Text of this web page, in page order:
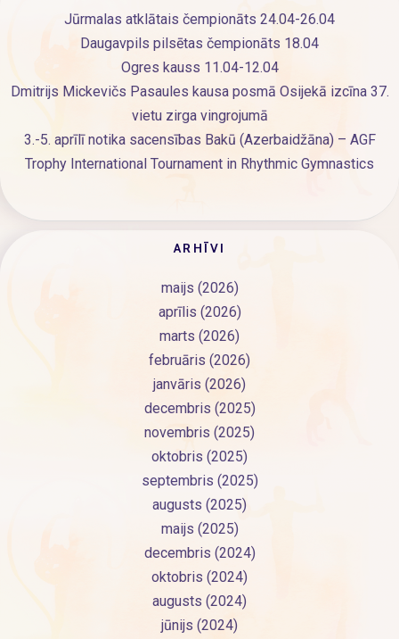
Jūrmalas atklātais čempionāts 24.04-26.04
Daugavpils pilsētas čempionāts 18.04
Ogres kauss 11.04-12.04
Dmitrijs Mickevičs Pasaules kausa posmā Osijekā izcīna 37.
vietu zirga vingrojumā
3.-5. aprīlī notika sacensības Bakū (Azerbaidžāna) – AGF
Trophy International Tournament in Rhythmic Gymnastics
ARHĪVI
maijs (2026)
aprīlis (2026)
marts (2026)
februāris (2026)
janvāris (2026)
decembris (2025)
novembris (2025)
oktobris (2025)
septembris (2025)
augusts (2025)
maijs (2025)
decembris (2024)
oktobris (2024)
augusts (2024)
jūnijs (2024)